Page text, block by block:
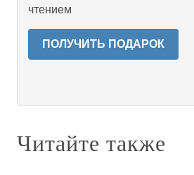
чтением
ПОЛУЧИТЬ ПОДАРОК
Читайте также